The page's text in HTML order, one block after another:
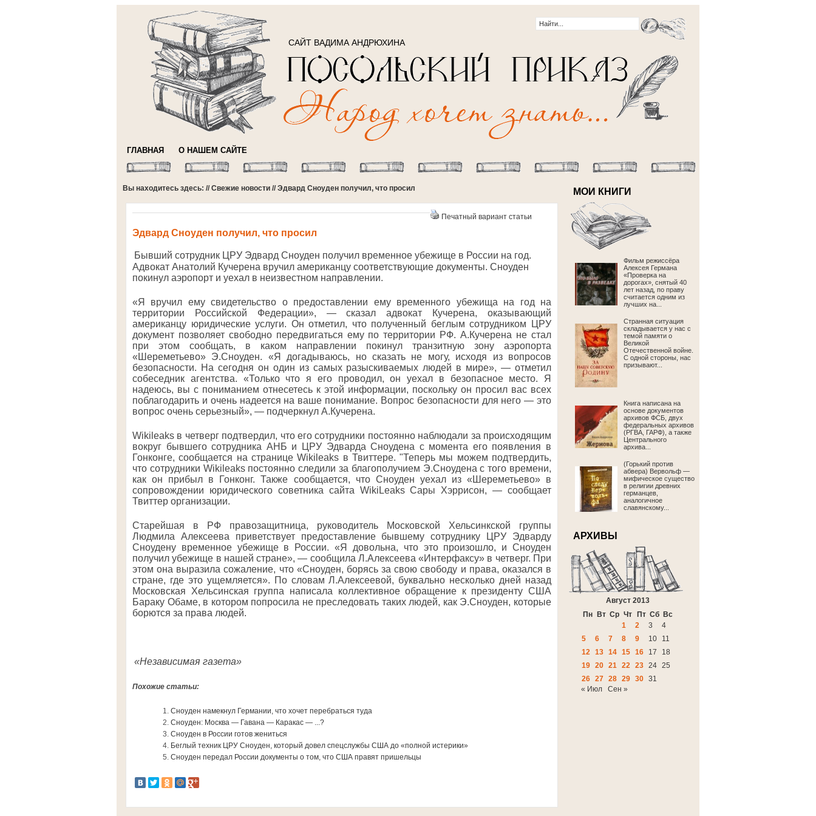
САЙТ ВАДИМА АНДРЮХИНА
ГЛАВНАЯ О НАШЕМ САЙТЕ
Вы находитесь здесь: //Свежие новости // Эдвард Сноуден получил, что просил
Печатный вариант статьи
Эдвард Сноуден получил, что просил
Бывший сотрудник ЦРУ Эдвард Сноуден получил временное убежище в России на год.
Адвокат Анатолий Кучерена вручил американцу соответствующие документы. Сноуден
покинул аэропорт и уехал в неизвестном направлении.
«Я вручил ему свидетельство о предоставлении ему временного убежища на год на
территории Российской Федерации», — сказал адвокат Кучерена, оказывающий
американцу юридические услуги. Он отметил, что полученный беглым сотрудником ЦРУ
документ позволяет свободно передвигаться ему по территории РФ. А.Кучерена не стал
при этом сообщать, в каком направлении покинул транзитную зону аэропорта
«Шереметьево» Э.Сноуден. «Я догадываюсь, но сказать не могу, исходя из вопросов
безопасности. На сегодня он один из самых разыскиваемых людей в мире», — отметил
собеседник агентства. «Только что я его проводил, он уехал в безопасное место. Я
надеюсь, вы с пониманием отнесетесь к этой информации, поскольку он просил вас всех
поблагодарить и очень надеется на ваше понимание. Вопрос безопасности для него — это
вопрос очень серьезный», — подчеркнул А.Кучерена.
Wikileaks в четверг подтвердил, что его сотрудники постоянно наблюдали за происходящим
вокруг бывшего сотрудника АНБ и ЦРУ Эдварда Сноудена с момента его появления в
Гонконге, сообщается на странице Wikileaks в Твиттере. "Теперь мы можем подтвердить,
что сотрудники Wikileaks постоянно следили за благополучием Э.Сноудена с того времени,
как он прибыл в Гонконг. Также сообщается, что Сноуден уехал из «Шереметьево» в
сопровождении юридического советника сайта WikiLeaks Сары Хэррисон, — сообщает
Твиттер организации.
Старейшая в РФ правозащитница, руководитель Московской Хельсинкской группы
Людмила Алексеева приветствует предоставление бывшему сотруднику ЦРУ Эдварду
Сноудену временное убежище в России. «Я довольна, что это произошло, и Сноуден
получил убежище в нашей стране», — сообщила Л.Алексеева «Интерфаксу» в четверг. При
этом она выразила сожаление, что «Сноуден, борясь за свою свободу и права, оказался в
стране, где это ущемляется». По словам Л.Алексеевой, буквально несколько дней назад
Московская Хельсинская группа написала коллективное обращение к президенту США
Бараку Обаме, в котором попросила не преследовать таких людей, как Э.Сноуден, которые
борются за права людей.
«Независимая газета»
Похожие статьи:
Сноуден намекнул Германии, что хочет перебраться туда
Сноуден: Москва — Гавана — Каракас — ...?
Сноуден в России готов жениться
Беглый техник ЦРУ Сноуден, который довел спецслужбы США до «полной истерики»
Сноуден передал России документы о том, что США правят пришельцы
МОИ КНИГИ
Фильм режиссёра
Алексея Германа
«Проверка на
дорогах», снятый 40
лет назад, по праву
считается одним из
лучших на...
Странная ситуация
складывается у нас с
темой памяти о
Великой
Отечественной войне.
С одной стороны, нас
призывают...
Книга написана на
основе документов
архивов ФСБ, двух
федеральных архивов
(РГВА, ГАРФ), а также
Центрального
архива...
(Горький против
абвера) Вервольф —
мифическое существо
в религии древних
германцев,
аналогичное
славянскому...
АРХИВЫ
Август 2013
Пн
Вт Ср Чт Пт Сб Вс
1
2 3
4
5
6 7 8 9 10
11
12 13 14 15 16 17
18
19 20 21 22 23 24 25
26 27 28 29 30 31
« Июл
Сен »